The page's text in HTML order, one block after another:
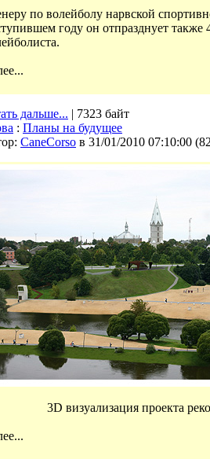
по волейболу нарвской
году он отпразднует также
дальше... | 7323 байт
: Планы на будущее
CaneCorso в 31/01/2010 07:10:00 (
3D визуализация проекта